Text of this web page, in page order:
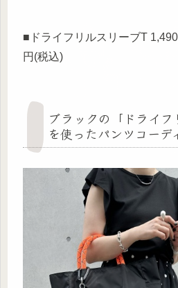
■ドライフリルスリーブT
円(税込)
ブラックの「ドライフ
を使ったパンツコーデ